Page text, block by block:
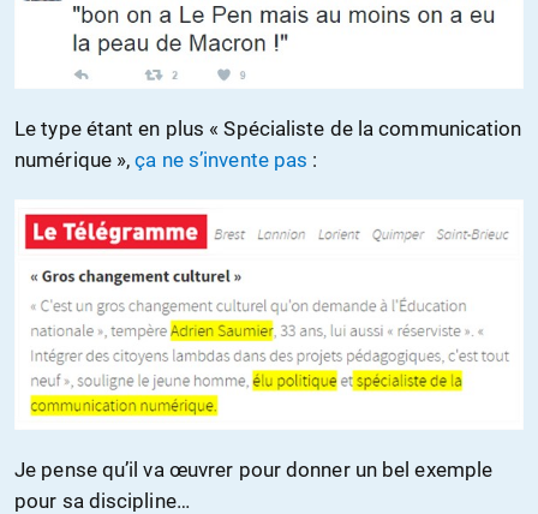
Le type étant en plus « Spécialiste de la communication
numérique »,ça ne s’invente pas :
Je pense qu’il va œuvrer pour donner un bel exemple
pour sa discipline…